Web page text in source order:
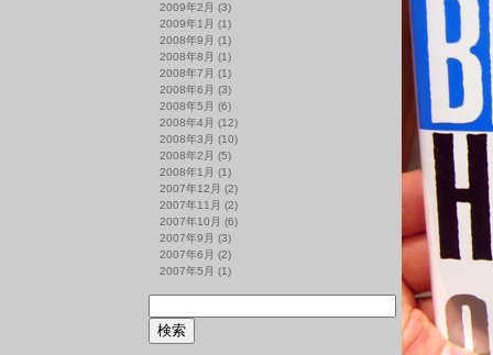
2009年2月 (3)
2009年1月 (1)
2008年9月 (1)
2008年8月 (1)
2008年7月 (1)
2008年6月 (3)
2008年5月 (6)
2008年4月 (12)
2008年3月 (10)
2008年2月 (5)
2008年1月 (1)
2007年12月 (2)
2007年11月 (2)
2007年10月 (6)
2007年9月 (3)
2007年6月 (2)
2007年5月 (1)